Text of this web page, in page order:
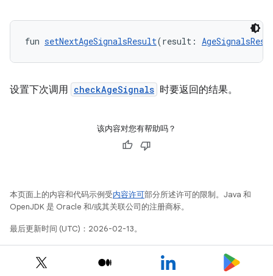
fun setNextAgeSignalsResult(result:
设置下次调用 checkAgeSignals 时要返回的结果。
该内容对您有帮助吗？
本页面上的内容和代码示例受内容许可部分所述许可的限制。Java 和
OpenJDK 是 Oracle 和/或其关联公司的注册商标。
最后更新时间 (UTC)：2026-02-13。